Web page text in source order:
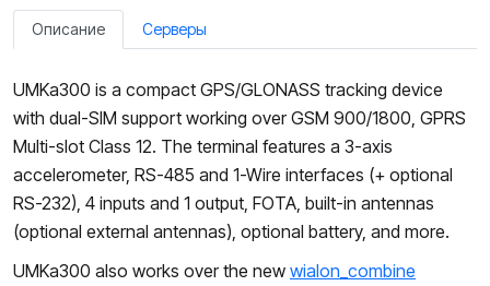
Описание Серверы
UMKa300 is a compact GPS/GLONASS tracking device
with dual-SIM support working over GSM 900/1800, GPRS
Multi-slot Class 12. The terminal features a 3-axis
accelerometer, RS-485 and 1-Wire interfaces (+ optional
RS-232), 4 inputs and 1 output, FOTA, built-in antennas
(optional external antennas), optional battery, and more.
UMKa300 also works over the new wialon_combine